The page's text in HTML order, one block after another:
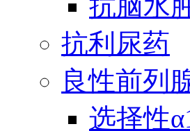
抗利尿药
良性前列
选择性